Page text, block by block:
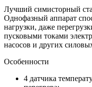
Лучший симисторный
Однофазный аппарат
нагрузки, даже
пусковыми токами
насосов и других
Особенности
4 датчика